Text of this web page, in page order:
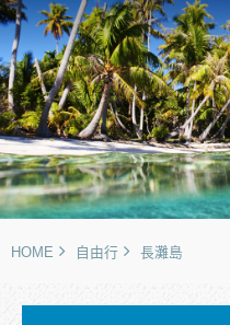
HOME 自由行 長灘島